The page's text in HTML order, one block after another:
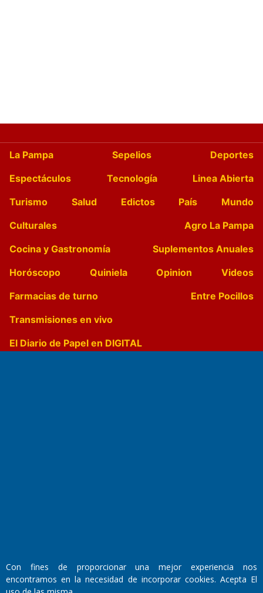
La Pampa Sepelios
Deportes
Espectáculos
Tecnología
Linea Abierta
Turismo
Salud Edictos País
Mundo
Culturales
Agro La Pampa
Cocina y Gastronomía
Suplementos Anuales
Horóscopo
Quiniela Opinion
Videos
Farmacias de turno
Entre Pocillos
Transmisiones en vivo
El Diario de Papel en DIGITAL
Director Periodístico:
Walter René Goñi
Con fines de proporcionar una mejor experiencia nos
encontramos en la necesidad de incorporar cookies. Acepta El